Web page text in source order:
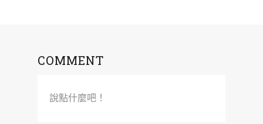
COMMENT
說點什麼吧！